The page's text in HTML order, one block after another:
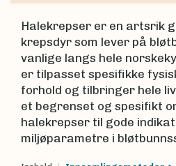
Halekrepser er en artsrik
krepsdyr som lever på
vanlige langs hele
er tilpasset spesifikke
forhold og tilbringer hele
et begrenset og spesifikt
halekrepser til gode
miljøparametre i